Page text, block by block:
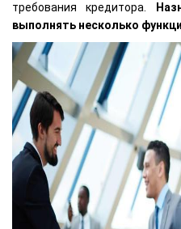
требования кредитора.
выполнять несколько